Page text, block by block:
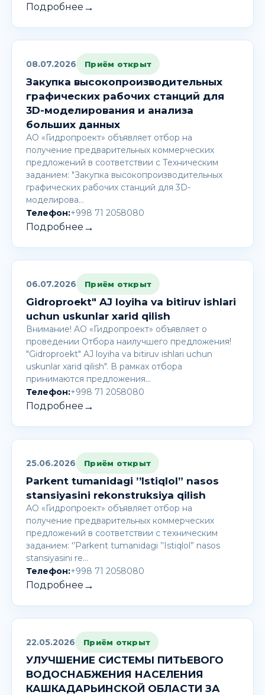
Подробнее →
08.07.2026 Приём открыт
Закупка высокопроизводительных
графических рабочих станций для
3D-моделирования и анализа
больших данных
АО «Гидропроект» объявляет отбор на
получение предварительных коммерческих
предложений в соответствии с Техническим
заданием: "Закупка высокопроизводительных
графических рабочих станций для 3D-
моделирова…
Телефон:+998 71 2058080
Подробнее →
06.07.2026 Приём открыт
Gidroproekt" AJ loyiha va bitiruv ishlari
uchun uskunlar xarid qilish
Внимание! AО «Гидропроект» объявляет о
проведении Отбора наилучшего предложения!
"Gidroproekt" AJ loyiha va bitiruv ishlari uchun
uskunlar xarid qilish". В рамках отбора
принимаются предложения…
Телефон:+998 71 2058080
Подробнее →
25.06.2026 Приём открыт
Parkent tumanidagi ’’Istiqlol” nasos
stansiyasini rekonstruksiya qilish
АО «Гидропроект» объявляет отбор на
получение предварительных коммерческих
предложений в соответствии с техническим
заданием: '’Parkent tumanidagi ’’Istiqlol” nasos
stansiyasini re…
Телефон:+998 71 2058080
Подробнее →
22.05.2026 Приём открыт
УЛУЧШЕНИЕ СИСТЕМЫ ПИТЬЕВОГО
ВОДОСНАБЖЕНИЯ НАСЕЛЕНИЯ
КАШКАДАРЬИНСКОЙ ОБЛАСТИ ЗА